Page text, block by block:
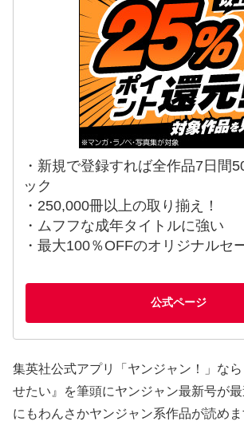
・新規で登録すれば全作品7日間
ック
・250,000冊以上の取り揃え！
・ムフフな成年タイトルに強い
・最大100％OFFのオリジナルセ
公式ページ
集英社公式アプリ「ヤンジャン！」な
せたい』を筆頭にヤンジャン最新号が
にもわんさかヤンジャン系作品が読めま